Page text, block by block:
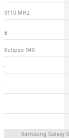
3110 MHz
8
Xclipse 940
-
-
-
Samsung Galaxy